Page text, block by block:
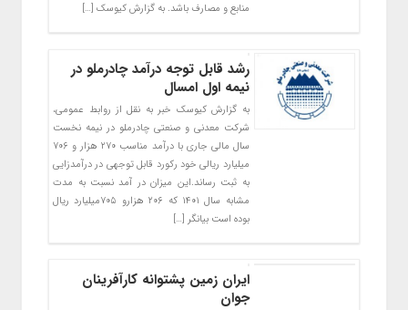
منابع و مصارف باشد. به گزارش کیوسک […]
رشد قابل توجه درآمد چادرملو در
نیمه اول امسال
به گزارش کیوسک خبر به نقل از روابط عمومی،
شرکت معدنی و صنعتی چادرملو در نیمه نخست
سال مالی جاری با درآمد مناسب ۲۷۰ هزار و ۷۰۶
میلیارد ریالی خود رکورد قابل توجهی در درآمدزایی
به ثبت رساند.این میزان در آمد نسبت به مدت
مشابه سال ۱۴۰۱ که ۲۰۶ هزارو ۷۰۵میلیارد ریال
بوده است بیانگر […]
ایران زمین پشتوانه کارآفرینان
جوان